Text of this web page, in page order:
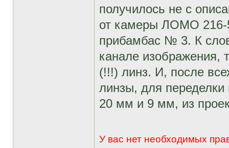
получилось не с
от камеры ЛОМО 216-
прибамбас № 3. К
канале
(!!!) линз. И, после
линзы, для
20 мм и 9 мм, из
У вас нет необходимых